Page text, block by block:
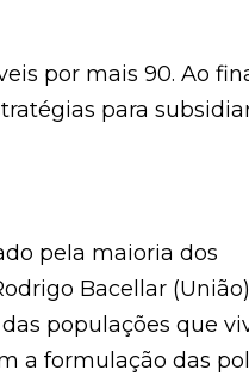
mais 90. Ao final,
para subsidiar a
maioria dos
Segundo os autores,
garantindo que suas